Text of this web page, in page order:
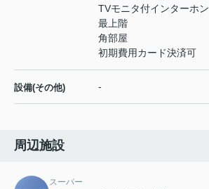
TVモニタ付インターホン
最上階
角部屋
初期費用カード決済可
設備(その他) -
周辺施設
スーパー